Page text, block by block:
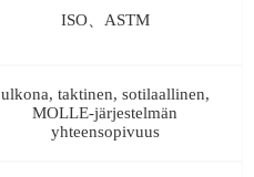
ISO、ASTM
ulkona, taktinen, sotilaallinen,
MOLLE-järjestelmän
yhteensopivuus